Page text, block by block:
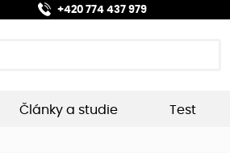
+420 774 437 979
Články a studie Test